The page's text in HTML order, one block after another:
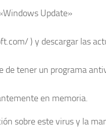
Update»
) y descargar las
de tener un programa
en memoria.
sobre este virus y la